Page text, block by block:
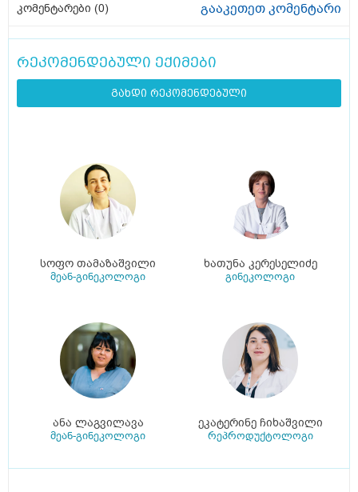
კომენტარები (0) გააკეთეთ კომენტარი
რეკომენდებული ექიმები
გახდი რეკომენდებული
სოფო თამაზაშვილი
მეან-გინეკოლოგი
ხათუნა კერესელიძე
გინეკოლოგი
ანა ლაგვილავა
მეან-გინეკოლოგი
ეკატერინე ჩიხაშვილი
რეპროდუქტოლოგი